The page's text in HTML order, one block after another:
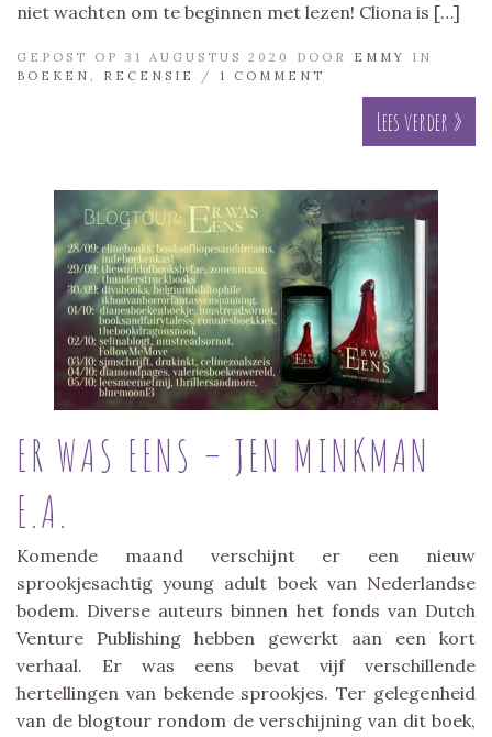
niet wachten om te beginnen met lezen! Cliona is […]
GEPOST OP 31 AUGUSTUS 2020 DOOR EMMY
IN
BOEKEN , RECENSIE / 1 COMMENT
Lees verder »
ER WAS EENS – JEN MINKMAN
E.A.
Komende maand verschijnt er een nieuw
sprookjesachtig young adult boek van Nederlandse
bodem. Diverse auteurs binnen het fonds van Dutch
Venture Publishing hebben gewerkt aan een kort
verhaal. Er was eens bevat vijf verschillende
hertellingen van bekende sprookjes. Ter gelegenheid
van de blogtour rondom de verschijning van dit boek,